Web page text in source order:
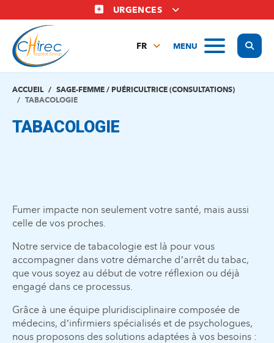
au
contenu
principal
URGENCES
MENU
FR
EN
ACCUEIL
SAGE-FEMME / PUÉRICULTRICE (CONSULTATIONS)
TABACOLOGIE
TABACOLOGIE
Fumer impacte non seulement votre santé, mais aussi
celle de vos proches.
Notre service de tabacologie est là pour vous
accompagner dans votre démarche d’arrêt du tabac,
que vous soyez au début de votre réflexion ou déjà
engagé dans ce processus.
Grâce à une équipe pluridisciplinaire composée de
médecins, d’infirmiers spécialisés et de psychologues,
nous proposons des solutions adaptées à vos besoins :